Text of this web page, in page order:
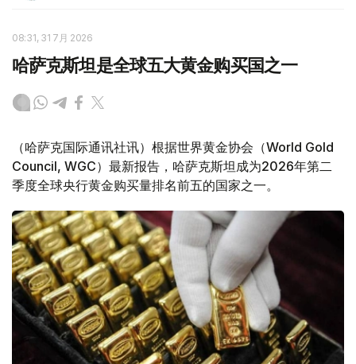
08:31, 31 7月 2026
哈萨克斯坦是全球五大黄金购买国之一
（哈萨克国际通讯社讯）根据世界黄金协会（World Gold
Council, WGC）最新报告，哈萨克斯坦成为2026年第二
季度全球央行黄金购买量排名前五的国家之一。